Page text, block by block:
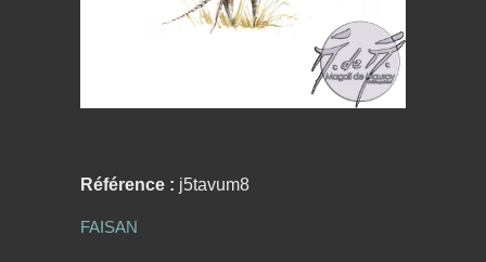
Référence : j5tavum8
FAISAN